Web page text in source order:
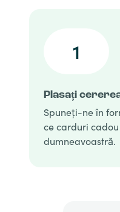
1
Plasați
Spuneți-ne în
ce carduri
dumneavoastră.